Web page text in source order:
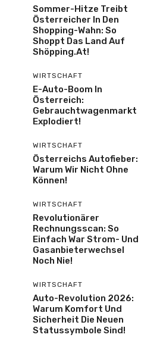
Sommer-Hitze Treibt
Österreicher In Den
Shopping-Wahn: So
Shoppt Das Land Auf
Shöpping.at!
WIRTSCHAFT
E-Auto-Boom In
Österreich:
Gebrauchtwagenmarkt
Explodiert!
WIRTSCHAFT
Österreichs Autofieber:
Warum Wir Nicht Ohne
Können!
WIRTSCHAFT
Revolutionärer
Rechnungsscan: So
Einfach War Strom- Und
Gasanbieterwechsel
Noch Nie!
WIRTSCHAFT
Auto-Revolution 2026:
Warum Komfort Und
Sicherheit Die Neuen
Statussymbole Sind!